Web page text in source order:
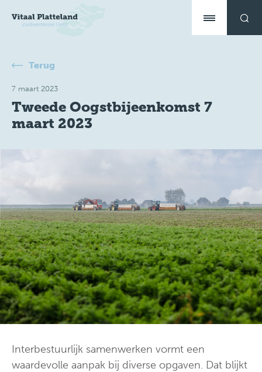
Terug
7 maart 2023
Tweede Oogstbijeenkomst 7
maart 2023
Interbestuurlijk samenwerken vormt een
waardevolle aanpak bij diverse opgaven. Dat blijkt